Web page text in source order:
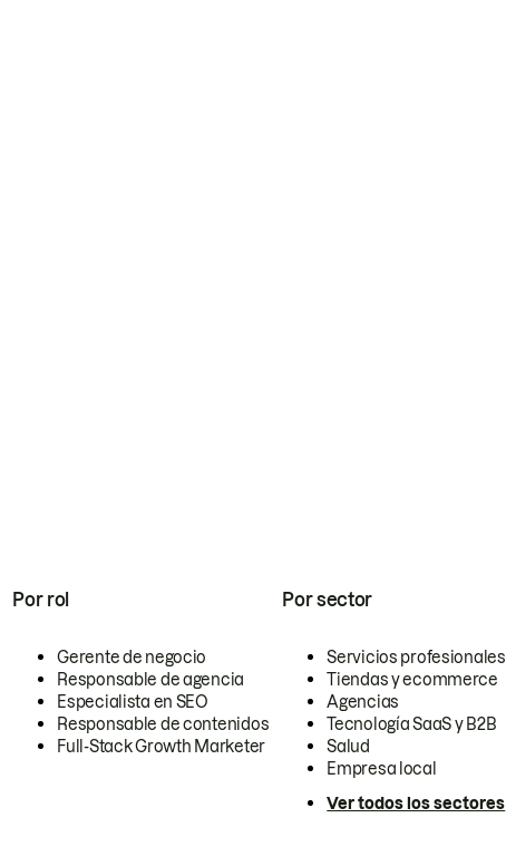
Por rol
Gerente de negocio
Responsable de agencia
Especialista en SEO
Responsable de contenidos
Full-Stack Growth Marketer
Por sector
Servicios profesionales
Tiendas y ecommerce
Agencias
Tecnología SaaS y B2B
Salud
Empresa local
Ver todos los sectores